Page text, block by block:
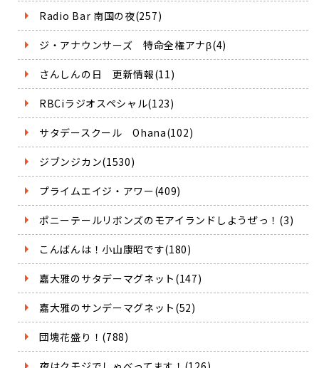
Radio Bar 南国の夜(257)
ジ・アナウンサーズ 特命全権アナβ(4)
さんしんの日 更新情報(11)
RBCiラジオスペシャル(123)
サタデースクール Ohana(102)
ジブンジカン(1530)
プライムエイジ・アワー(409)
ポニーテールリボンズのモアイランドしようぜっ！(3)
こんばんは！小山康昭です(180)
嘉大雅のサタデーマグネット(147)
嘉大雅のサンデーマグネット(52)
団塊花盛り！(788)